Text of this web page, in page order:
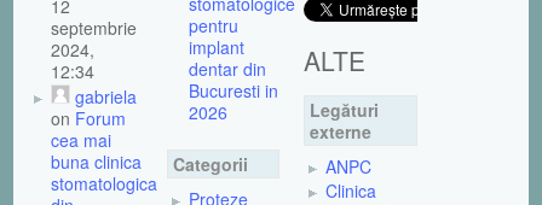
12
septembrie
2024,
12:34
gabriela
on Forum
cea mai
buna clinica
stomatologica
pentru
implant
dentar din
Bucuresti in
2026
Categorii
Proteze
ALTE
Legături
externe
ANPC
Clinica